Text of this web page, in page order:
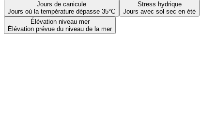
Jours de canicule
Jours où la température dépasse 35°C
Stress hydrique
Jours avec sol sec en été
Élévation niveau mer
Élévation prévue du niveau de la mer